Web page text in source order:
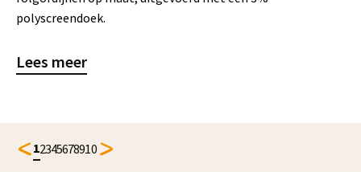
polyscreendoek.
Lees meer
12345678910